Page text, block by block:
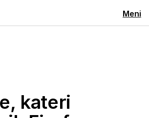
Meni
kateri